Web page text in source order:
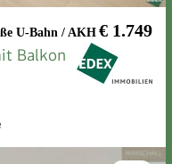
U-Bahn / AKH € 1.749
Balkon